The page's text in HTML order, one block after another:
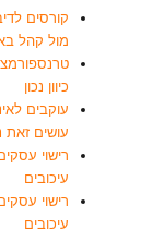
קורסים
מול קהל
כיוון נכון
עוקבים
עושים זאת
רישוי
עיכובים
רישוי
עיכובים